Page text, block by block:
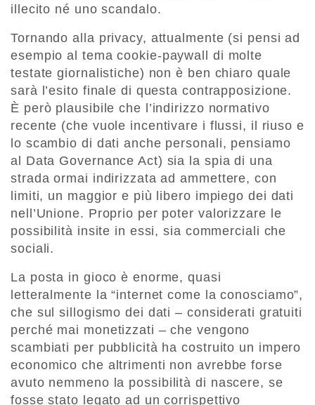
illecito né uno scandalo.
Tornando alla privacy, attualmente (si pensi ad
esempio al tema cookie-paywall di molte
testate giornalistiche) non è ben chiaro quale
sarà l’esito finale di questa contrapposizione.
È però plausibile che l’indirizzo normativo
recente (che vuole incentivare i flussi, il riuso e
lo scambio di dati anche personali, pensiamo
al Data Governance Act) sia la spia di una
strada ormai indirizzata ad ammettere, con
limiti, un maggior e più libero impiego dei dati
nell’Unione. Proprio per poter valorizzare le
possibilità insite in essi, sia commerciali che
sociali.
La posta in gioco è enorme, quasi
letteralmente la “internet come la conosciamo”,
che sul sillogismo dei dati – considerati gratuiti
perché mai monetizzati – che vengono
scambiati per pubblicità ha costruito un impero
economico che altrimenti non avrebbe forse
avuto nemmeno la possibilità di nascere, se
fosse stato legato ad un corrispettivo